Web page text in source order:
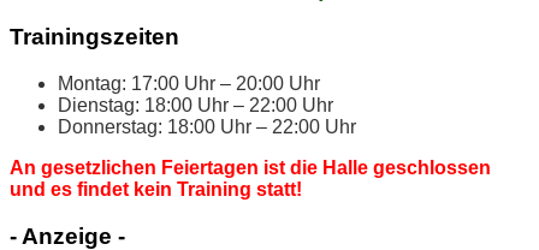
Trai­nings­zei­ten
Mon­tag: 17:00 Uhr – 20:00 Uhr
Diens­tag: 18:00 Uhr – 22:00 Uhr
Don­ners­tag: 18:00 Uhr – 22:00 Uhr
An ge­setz­li­chen Fei­er­ta­gen ist die Hal­le ge­schlos­sen
und es fin­det kein Trai­ning statt!
- An­zei­ge -